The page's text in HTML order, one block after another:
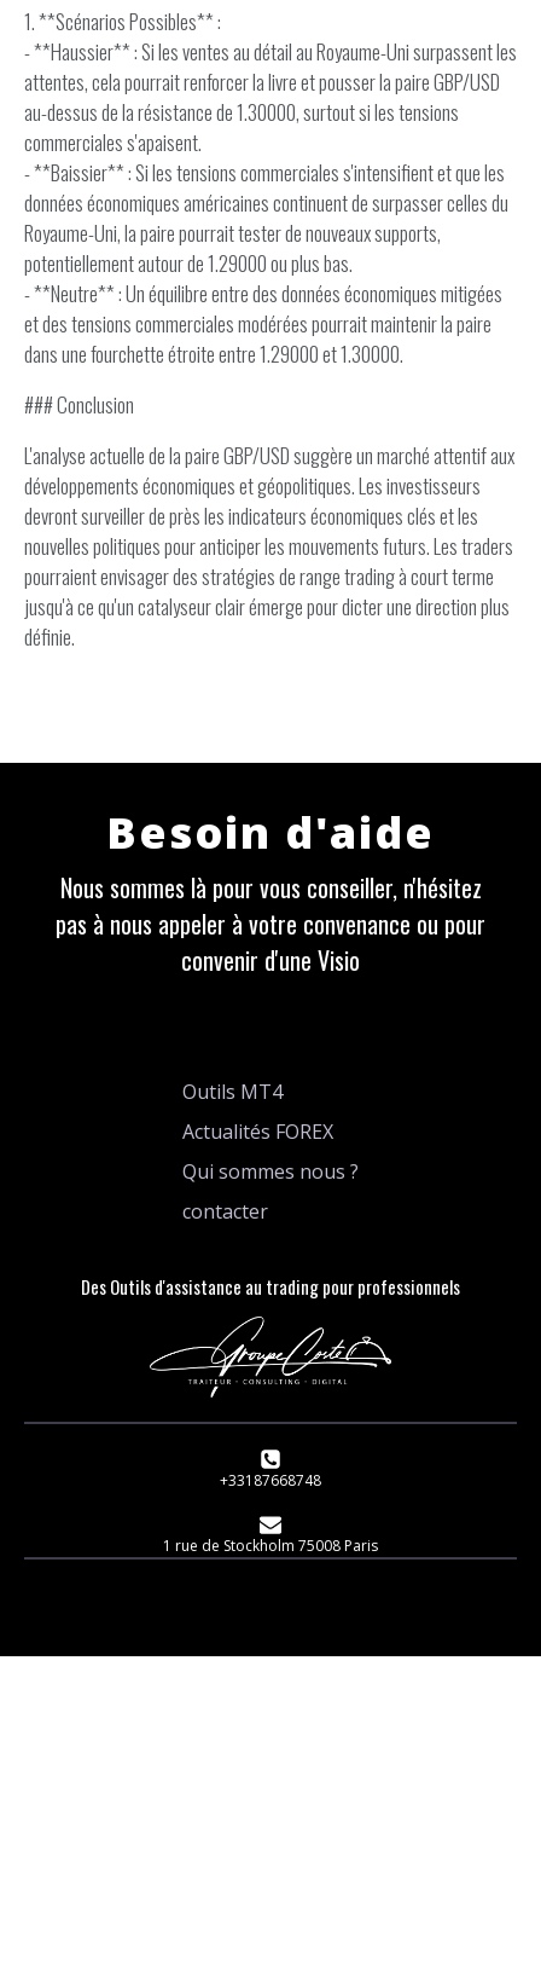
1. **Scénarios Possibles** :
- **Haussier** : Si les ventes au détail au Royaume-Uni surpassent les
attentes, cela pourrait renforcer la livre et pousser la paire GBP/USD
au-dessus de la résistance de 1.30000, surtout si les tensions
commerciales s'apaisent.
- **Baissier** : Si les tensions commerciales s'intensifient et que les
données économiques américaines continuent de surpasser celles du
Royaume-Uni, la paire pourrait tester de nouveaux supports,
potentiellement autour de 1.29000 ou plus bas.
- **Neutre** : Un équilibre entre des données économiques mitigées
et des tensions commerciales modérées pourrait maintenir la paire
dans une fourchette étroite entre 1.29000 et 1.30000.
### Conclusion
L'analyse actuelle de la paire GBP/USD suggère un marché attentif aux
développements économiques et géopolitiques. Les investisseurs
devront surveiller de près les indicateurs économiques clés et les
nouvelles politiques pour anticiper les mouvements futurs. Les traders
pourraient envisager des stratégies de range trading à court terme
jusqu'à ce qu'un catalyseur clair émerge pour dicter une direction plus
définie.
Besoin d'aide
Nous sommes là pour vous conseiller, n'hésitez
pas à nous appeler à votre convenance ou pour
convenir d'une Visio
Outils MT4
Actualités FOREX
Qui sommes nous ?
contacter
Des Outils d'assistance au trading pour professionnels
+33187668748
1 rue de Stockholm 75008 Paris